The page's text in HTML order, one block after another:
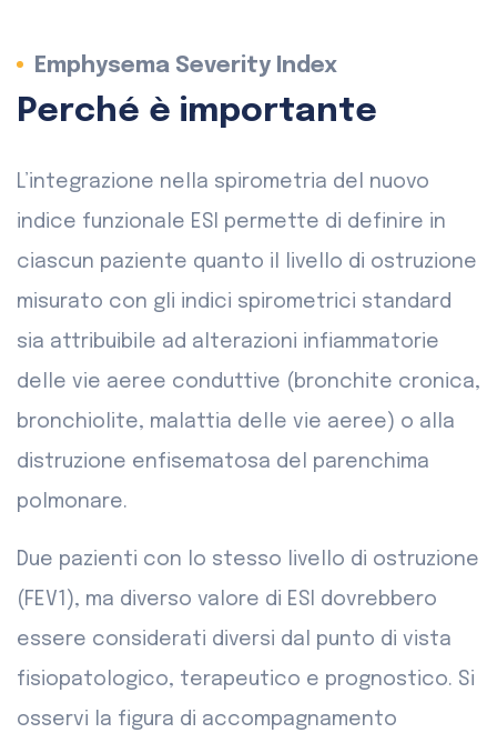
Emphysema Severity Index
Perché è importante
L’integrazione nella spirometria del nuovo
indice funzionale ESI permette di definire in
ciascun paziente quanto il livello di ostruzione
misurato con gli indici spirometrici standard
sia attribuibile ad alterazioni infiammatorie
delle vie aeree conduttive (bronchite cronica,
bronchiolite, malattia delle vie aeree) o alla
distruzione enfisematosa del parenchima
polmonare.
Due pazienti con lo stesso livello di ostruzione
(FEV1), ma diverso valore di ESI dovrebbero
essere considerati diversi dal punto di vista
fisiopatologico, terapeutico e prognostico. Si
osservi la figura di accompagnamento